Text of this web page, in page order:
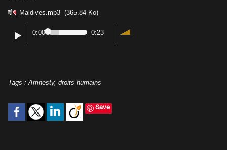
Maldives.mp3 (365.84 Ko)
0:00 0:23
Tags : Amnesty, droits humains
Save